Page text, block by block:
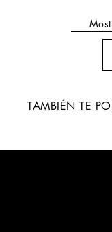
TAMBIÉN TE